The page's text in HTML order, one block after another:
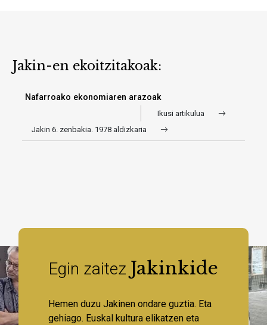
Jakin-en ekoitzitakoak:
Nafarroako ekonomiaren arazoak
Ikusi artikulua
Jakin 6. zenbakia. 1978 aldizkaria
Egin zaitez Jakinkide
Hemen duzu Jakinen ondare guztia. Eta
gehiago. Euskal kultura elikatzen eta